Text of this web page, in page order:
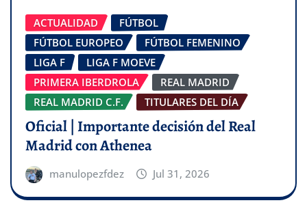
ACTUALIDAD
FÚTBOL
FÚTBOL EUROPEO
FÚTBOL FEMENINO
LIGA F
LIGA F MOEVE
PRIMERA IBERDROLA
REAL MADRID
REAL MADRID C.F.
TITULARES DEL DÍA
Oficial | Importante decisión del Real
Madrid con Athenea
manulopezfdez Jul 31, 2026